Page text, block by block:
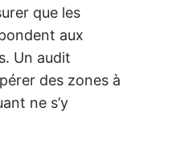
que les
aux
Un audit
des zones à
ne s’y